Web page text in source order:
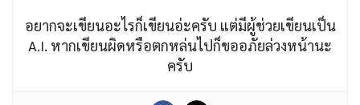
อยากจะเขียนอะไรก็เขียนอ่ะครับ แต่มีผู้ช่วยเขียนเป็น
A.I. หากเขียนผิดหรือตกหล่นไปก็ขออภัยล่วงหน้านะ
ครับ